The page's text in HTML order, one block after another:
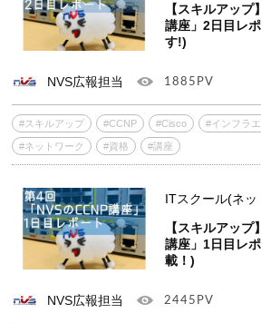
【スキルアッ
講座」2日目レ
す!)
NVS広報担当 1885PV
#スキルアップ #CCNP #Cisco #インフラ
#ネットワーク #資格 #講座
ITスクール(ネ
【スキルアッ
講座」1日目レ
載！)
NVS広報担当 2445PV